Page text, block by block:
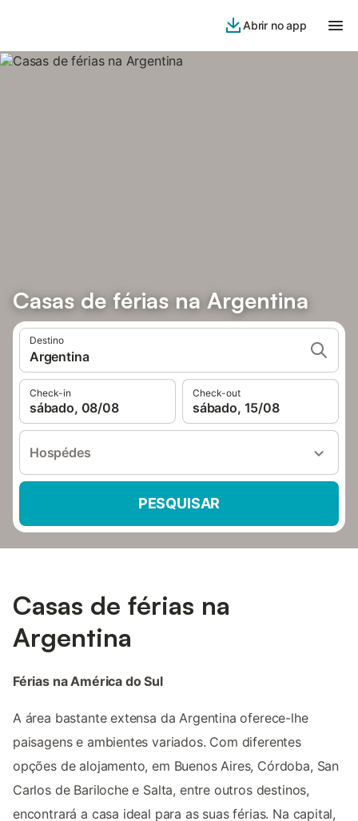
Abrir no app
Casas de férias na Argentina
Destino
Argentina
Check-in
sábado, 08/08
Check-out
sábado, 15/08
Hospédes
PESQUISAR
Casas de férias na
Argentina
Férias na América do Sul
A área bastante extensa da Argentina oferece-lhe
paisagens e ambientes variados. Com diferentes
opções de alojamento, em Buenos Aires, Córdoba, San
Carlos de Bariloche e Salta, entre outros destinos,
encontrará a casa ideal para as suas férias. Na capital,